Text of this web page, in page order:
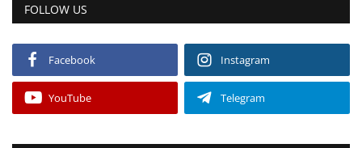
FOLLOW US
Facebook Instagram
YouTube Telegram